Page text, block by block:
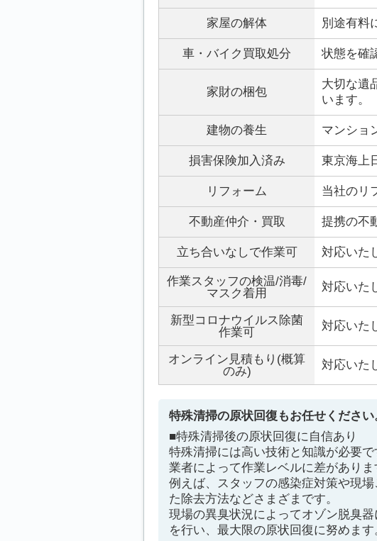
家屋の解体 別途有料
車・バイク買取処分 状態を確
家財の梱包
大切な遺
います。
建物の養生 マンショ
損害保険加入済み 東京海上
リフォーム 当社のリ
不動産仲介・買取 提携の不
立ち合いなしで作業可 対応いた
作業スタッフの検温/消毒/
マスク着用
対応いた
新型コロナウイルス除菌
作業可
対応いた
オンライン見積もり(概算
のみ)
対応いた
特殊清掃の原状回復もお任せください
■特殊清掃後の原状回復に自信あり
特殊清掃には高い技術と知識が必要で
業者によって作業レベルに差がありま
例えば、スタッフの感染症対策や現
た除去方法などさまざまです。
現場の異臭状況によってオゾン脱臭
を行い、最大限の原状回復に努めます